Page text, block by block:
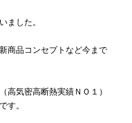
ました。
商品コンセプトなど今まで
高気密高断熱実績ＮＯ１）
す。